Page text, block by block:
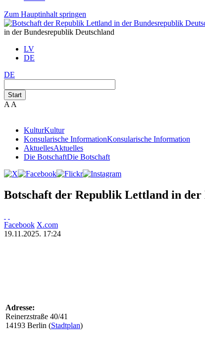
Zum Hauptinhalt springen
in der Bundesrepublik Deutschland
LV
DE
DE
Start
A A
KulturKultur
Konsularische InformationKonsularische Information
AktuellesAktuelles
Die BotschaftDie Botschaft
Botschaft der Republik Lettland in der
Facebook X.com
19.11.2025. 17:24
Adresse:
Reinerzstraße 40/41
14193 Berlin (Stadtplan)